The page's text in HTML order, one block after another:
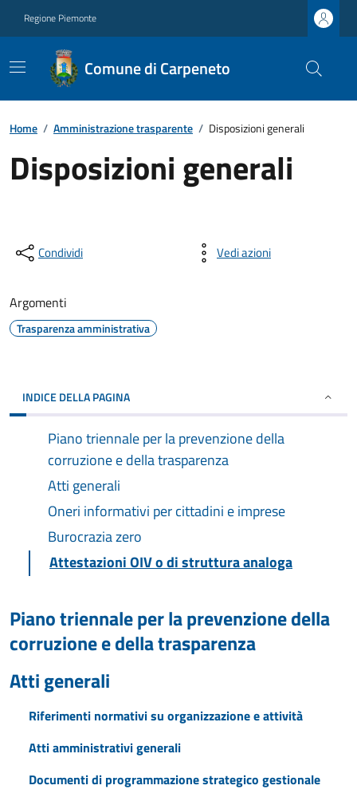
Regione Piemonte
Comune di Carpeneto
Home / Amministrazione trasparente / Disposizioni generali
Disposizioni generali
Condividi Vedi azioni
Argomenti
Trasparenza amministrativa
INDICE DELLA PAGINA
Piano triennale per la prevenzione della
corruzione e della trasparenza
Atti generali
Oneri informativi per cittadini e imprese
Burocrazia zero
Attestazioni OIV o di struttura analoga
Piano triennale per la prevenzione della
corruzione e della trasparenza
Atti generali
Riferimenti normativi su organizzazione e attività
Atti amministrativi generali
Documenti di programmazione strategico gestionale